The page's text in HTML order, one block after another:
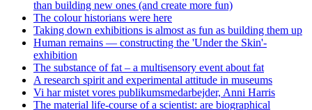
than building new ones (and create more fun)
The colour historians were here
Taking down exhibitions is almost as fun as building them up
Human remains — constructing the 'Under the Skin'-
exhibition
The substance of fat – a multisensory event about fat
A research spirit and experimental attitude in museums
Vi har mistet vores publikumsmedarbejder, Anni Harris
The material life-course of a scientist: are biographical